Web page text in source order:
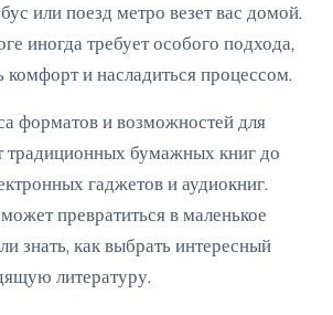
или поезд метро везет вас домой.
иногда требует особого подхода,
комфорт и насладиться процессом.
форматов и возможностей для
традиционных бумажных книг до
гаджетов и аудиокниг.
превратиться в маленькое
знать, как выбрать интересный
литературу.